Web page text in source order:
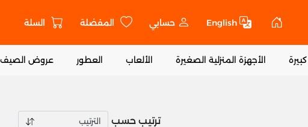
English حسابي المفضلة السلة
الأجهزة المنزلية الصغيرة الألعاب العطور عروض الصيف
ترتيب حسب